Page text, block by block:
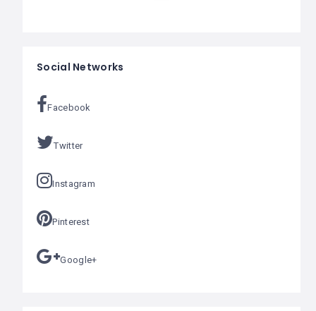
Social Networks
Facebook
Twitter
Instagram
Pinterest
Google+